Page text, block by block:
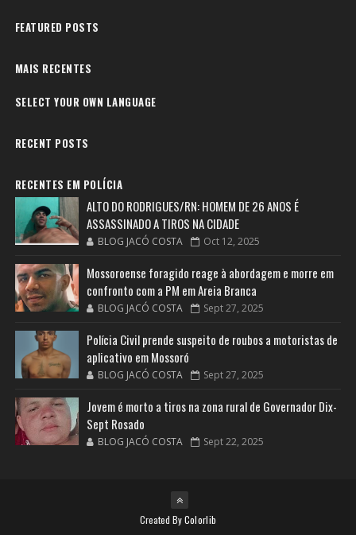
FEATURED POSTS
MAIS RECENTES
SELECT YOUR OWN LANGUAGE
RECENT POSTS
RECENTES EM POLÍCIA
ALTO DO RODRIGUES/RN: HOMEM DE 26 ANOS É
ASSASSINADO A TIROS NA CIDADE
BLOG JACÓ COSTA Oct 12, 2025
Mossoroense foragido reage à abordagem e morre em
confronto com a PM em Areia Branca
BLOG JACÓ COSTA Sept 27, 2025
Polícia Civil prende suspeito de roubos a motoristas de
aplicativo em Mossoró
BLOG JACÓ COSTA Sept 27, 2025
Jovem é morto a tiros na zona rural de Governador Dix-
Sept Rosado
BLOG JACÓ COSTA Sept 22, 2025
Created ByColorlib